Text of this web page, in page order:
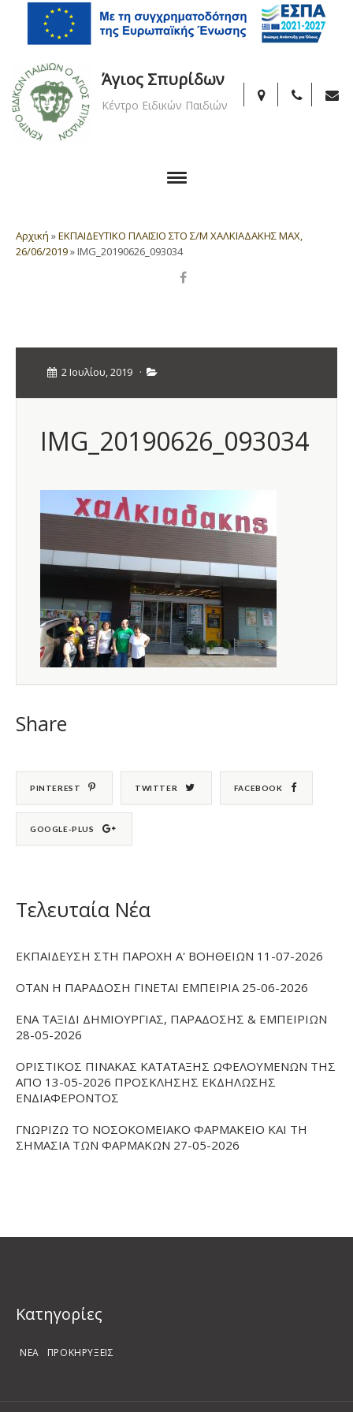
Άγιος Σπυρίδων
Κέντρο Ειδικών Παιδιών
Αρχική »ΕΚΠΑΙΔΕΥΤΙΚΟ ΠΛΑΙΣΙΟ ΣΤΟ Σ/Μ ΧΑΛΚΙΑΔΑΚΗΣ MAX,
26/06/2019»IMG_20190626_093034
2 Ιουλίου, 2019 ·
IMG_20190626_093034
Share
PINTEREST TWITTER FACEBOOK
GOOGLE-PLUS
Τελευταία Νέα
ΕΚΠΑΙΔΕΥΣΗ ΣΤΗ ΠΑΡΟΧΗ Α' ΒΟΗΘΕΙΩΝ 11-07-2026
ΟΤΑΝ Η ΠΑΡΑΔΟΣΗ ΓΙΝΕΤΑΙ ΕΜΠΕΙΡΙΑ 25-06-2026
ΕΝΑ ΤΑΞΙΔΙ ΔΗΜΙΟΥΡΓΙΑΣ, ΠΑΡΑΔΟΣΗΣ & ΕΜΠΕΙΡΙΩΝ
28-05-2026
ΟΡΙΣΤΙΚΟΣ ΠΙΝΑΚΑΣ ΚΑΤΑΤΑΞΗΣ ΩΦΕΛΟΥΜΕΝΩΝ ΤΗΣ
ΑΠΟ 13-05-2026 ΠΡΟΣΚΛΗΣΗΣ ΕΚΔΗΛΩΣΗΣ
ΕΝΔΙΑΦΕΡΟΝΤΟΣ
ΓΝΩΡΙΖΩ ΤΟ ΝΟΣΟΚΟΜΕΙΑΚΟ ΦΑΡΜΑΚΕΙΟ ΚΑΙ ΤΗ
ΣΗΜΑΣΙΑ ΤΩΝ ΦΑΡΜΑΚΩΝ 27-05-2026
Kατηγορίες
ΝΕΑ ΠΡΟΚΗΡΥΞΕΙΣ